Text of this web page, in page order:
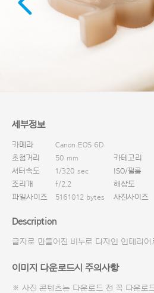
세부정보
카메라
Canon EOS 6D
초첨거리
50 mm 카테고리
셔터속도
1/320 sec ISO/필름
조리개
f/2.2 해상도
파일사이즈
5161012 bytes 사진사이즈
Description
글자로 만들어진 비누로 다자인 인테리어
이미지 다운로드시 주의사항
※ 사진 콘텐츠는 다운로드 전 꼭 다운로